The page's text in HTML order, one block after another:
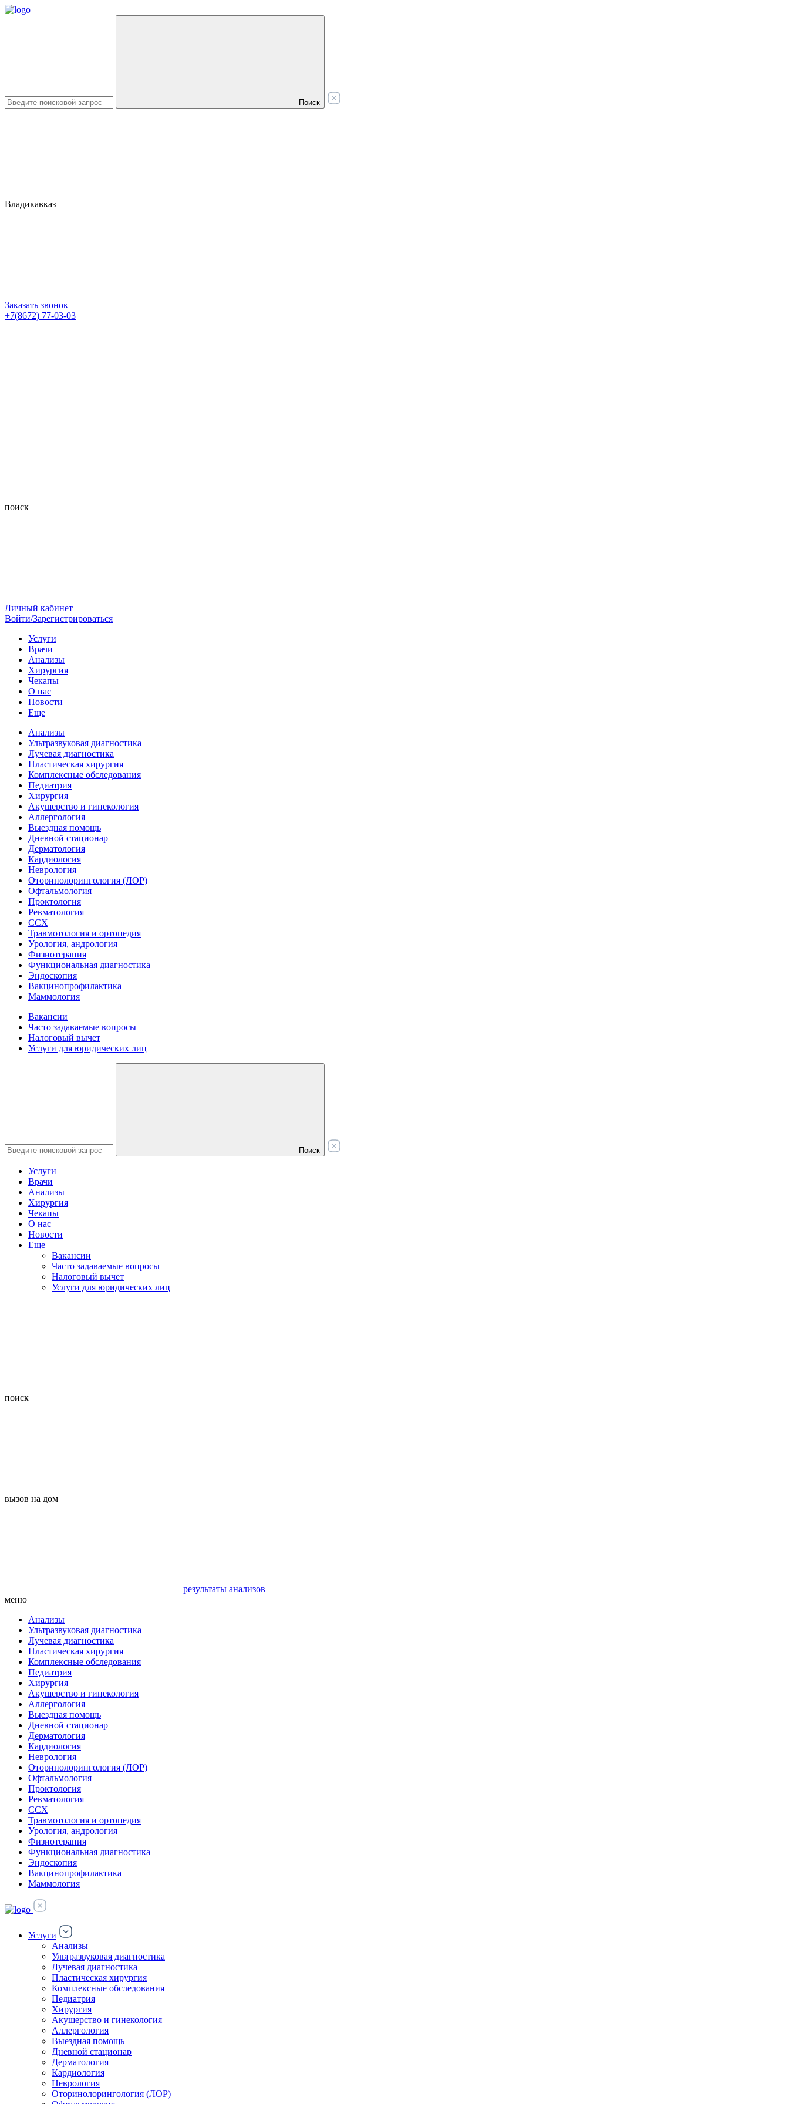
Поиск
Владикавказ
Заказать звонок
+7(8672) 77-03-03
поиск
Личный кабинет
Войти/Зарегистрироваться
Услуги
Врачи
Анализы
Хирургия
Чекапы
О нас
Новости
Еще
Анализы
Ультразвуковая диагностика
Лучевая диагностика
Пластическая хирургия
Комплексные обследования
Педиатрия
Хирургия
Акушерство и гинекология
Аллергология
Выездная помощь
Дневной стационар
Дерматология
Кардиология
Неврология
Оторинолорингология (ЛОР)
Офтальмология
Проктология
Ревматология
ССХ
Травмотология и ортопедия
Урология, андрология
Физиотерапия
Функциональная диагностика
Эндоскопия
Вакцинопрофилактика
Маммология
Вакансии
Часто задаваемые вопросы
Налоговый вычет
Услуги для юридических лиц
Поиск
Услуги
Врачи
Анализы
Хирургия
Чекапы
О нас
Новости
Еще
Вакансии
Часто задаваемые вопросы
Налоговый вычет
Услуги для юридических лиц
поиск
вызов на дом
результаты анализов
меню
Анализы
Ультразвуковая диагностика
Лучевая диагностика
Пластическая хирургия
Комплексные обследования
Педиатрия
Хирургия
Акушерство и гинекология
Аллергология
Выездная помощь
Дневной стационар
Дерматология
Кардиология
Неврология
Оторинолорингология (ЛОР)
Офтальмология
Проктология
Ревматология
ССХ
Травмотология и ортопедия
Урология, андрология
Физиотерапия
Функциональная диагностика
Эндоскопия
Вакцинопрофилактика
Маммология
Услуги
Анализы
Ультразвуковая диагностика
Лучевая диагностика
Пластическая хирургия
Комплексные обследования
Педиатрия
Хирургия
Акушерство и гинекология
Аллергология
Выездная помощь
Дневной стационар
Дерматология
Кардиология
Неврология
Оторинолорингология (ЛОР)